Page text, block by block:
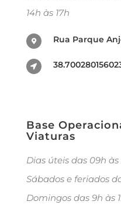
14h às 17h
Rua Parque
Base
Viaturas
Dias úteis das 09h às
Sábados e feriados
Domingos das 9h às